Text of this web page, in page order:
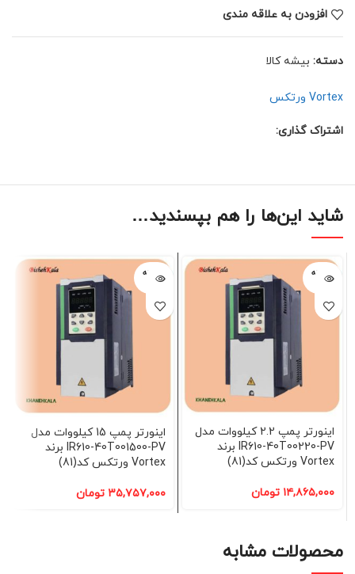
افزودن به علاقه مندی
دسته: بیشه کالا
Vortex ورتکس
اشتراک گذاری:
شاید این‌ها را هم بپسندید…
فروخته
شده
اینورتر پمپ 2.2 کیلووات مدل
IR610-40T00220-PV برند
Vortex ورتکس کد(81)
۱۴,۸۶۵,۰۰۰ تومان
فروخته
شده
اینورتر پمپ 15 کیلووات مدل
IR610-40T001500-PV برند
Vortex ورتکس کد(81)
۳۵,۷۵۷,۰۰۰ تومان
محصولات مشابه